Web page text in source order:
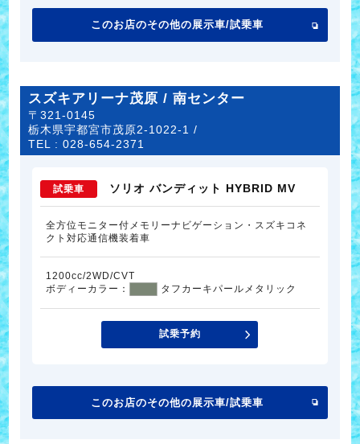
このお店のその他の展示車/試乗車
スズキアリーナ茂原 / 南センター
〒321-0145
栃木県宇都宮市茂原2-1022-1 /
TEL :028-654-2371
試乗車 ソリオ バンディット HYBRID MV
全方位モニター付メモリーナビゲーション・スズキコネ
クト対応通信機装着車
1200cc/2WD/CVT
ボディーカラー：
タフカーキパールメタリック
試乗予約
このお店のその他の展示車/試乗車